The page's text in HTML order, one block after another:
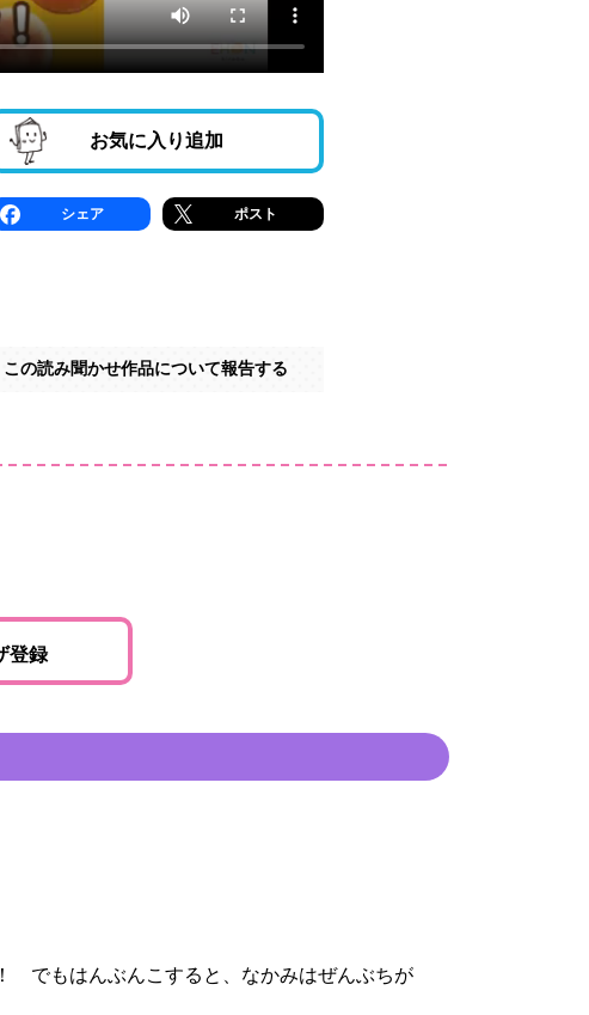
お気に入り追加
シェア ポスト
この読み聞かせ作品について報告する
登録
でもはんぶんこすると、なかみはぜんぶちが